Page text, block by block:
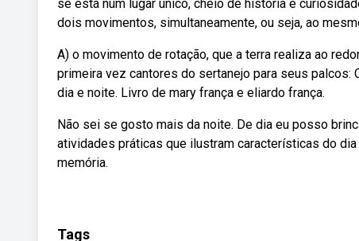
se está num lugar único, cheio de história e
dois movimentos, simultaneamente, ou seja, ao
A) o movimento de rotação, que a terra realiza ao
primeira vez cantores do sertanejo para seus
dia e noite. Livro de mary frança e eliardo frança.
Não sei se gosto mais da noite. De dia eu posso
atividades práticas que ilustram características do
memória.
Tags